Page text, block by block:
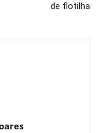
de flotilha